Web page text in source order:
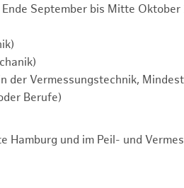
September bis Mitte
der Vermessungstechnik,
Berufe)
und im Peil- und